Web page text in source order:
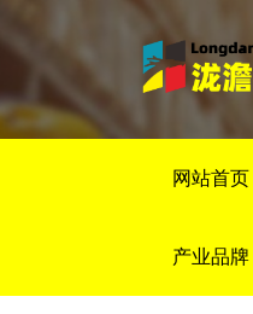
网站首页
产业品牌